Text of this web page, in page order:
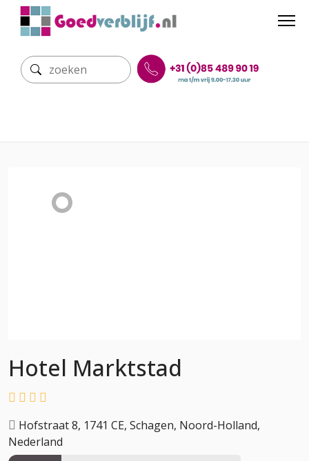
Hotel Marktstad
Hofstraat 8, 1741 CE, Schagen, Noord-Holland,
Nederland